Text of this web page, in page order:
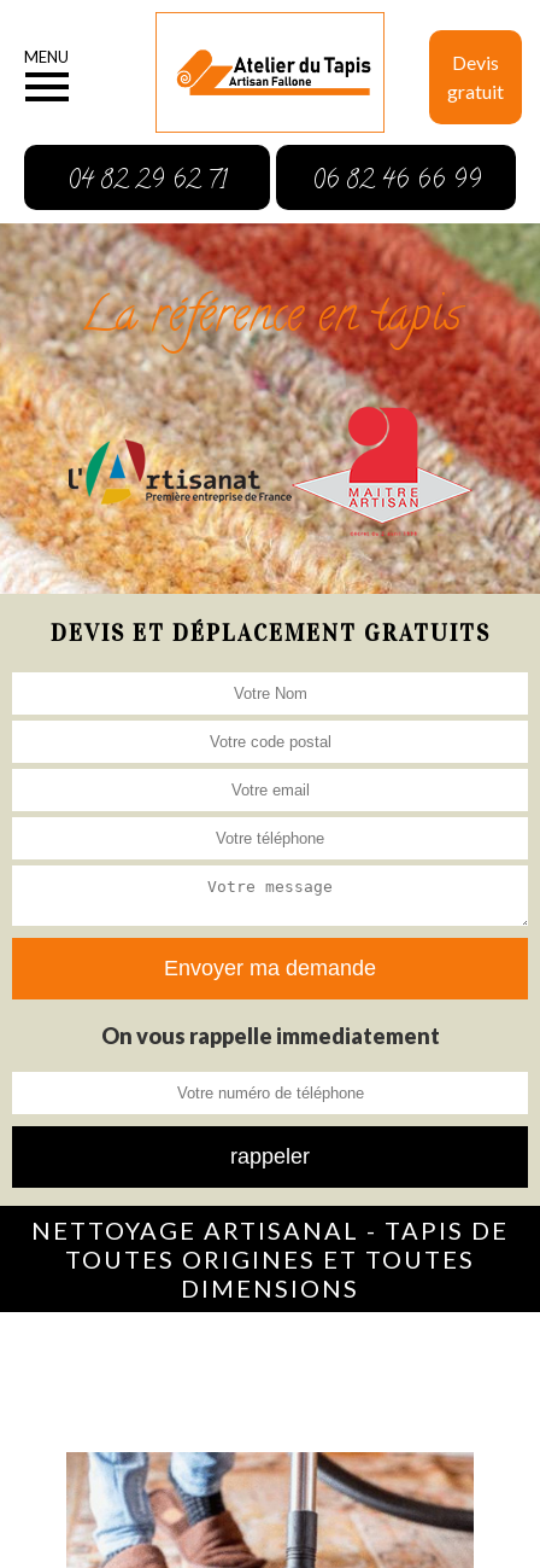
Devis
gratuit
MENU
04 82 29 62 71 06 82 46 66 99
La référence en tapis
DEVIS ET DÉPLACEMENT GRATUITS
On vous rappelle immediatement
NETTOYAGE ARTISANAL - TAPIS DE
TOUTES ORIGINES ET TOUTES
DIMENSIONS